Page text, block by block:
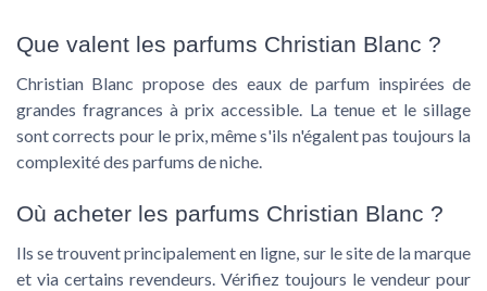
Que valent les parfums Christian Blanc ?
Christian Blanc propose des eaux de parfum inspirées de
grandes fragrances à prix accessible. La tenue et le sillage
sont corrects pour le prix, même s'ils n'égalent pas toujours la
complexité des parfums de niche.
Où acheter les parfums Christian Blanc ?
Ils se trouvent principalement en ligne, sur le site de la marque
et via certains revendeurs. Vérifiez toujours le vendeur pour